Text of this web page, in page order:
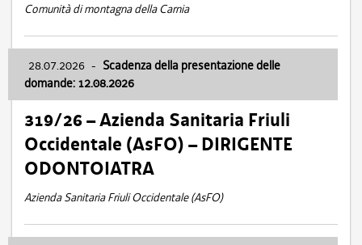
Comunità di montagna della Carnia
28.07.2026 - Scadenza della presentazione delle
domande: 12.08.2026
319/26 – Azienda Sanitaria Friuli
Occidentale (AsFO) – DIRIGENTE
ODONTOIATRA
Azienda Sanitaria Friuli Occidentale (AsFO)